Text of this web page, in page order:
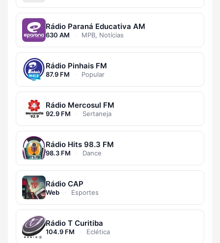
Rádio Paraná Educativa AM
630 AM · MPB, Notícias
Rádio Pinhais FM
87.9 FM · Popular
Rádio Mercosul FM
92.9 FM · Sertaneja
Rádio Hits 98.3 FM
98.3 FM · Dance
Rádio CAP
Web · Esportes
Rádio T Curitiba
104.9 FM · Eclética